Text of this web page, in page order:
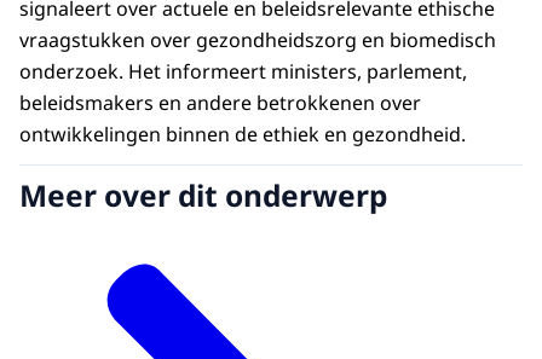
signaleert over actuele en beleidsrelevante ethische
vraagstukken over gezondheidszorg en biomedisch
onderzoek. Het informeert ministers, parlement,
beleidsmakers en andere betrokkenen over
ontwikkelingen binnen de ethiek en gezondheid.
Meer over dit onderwerp